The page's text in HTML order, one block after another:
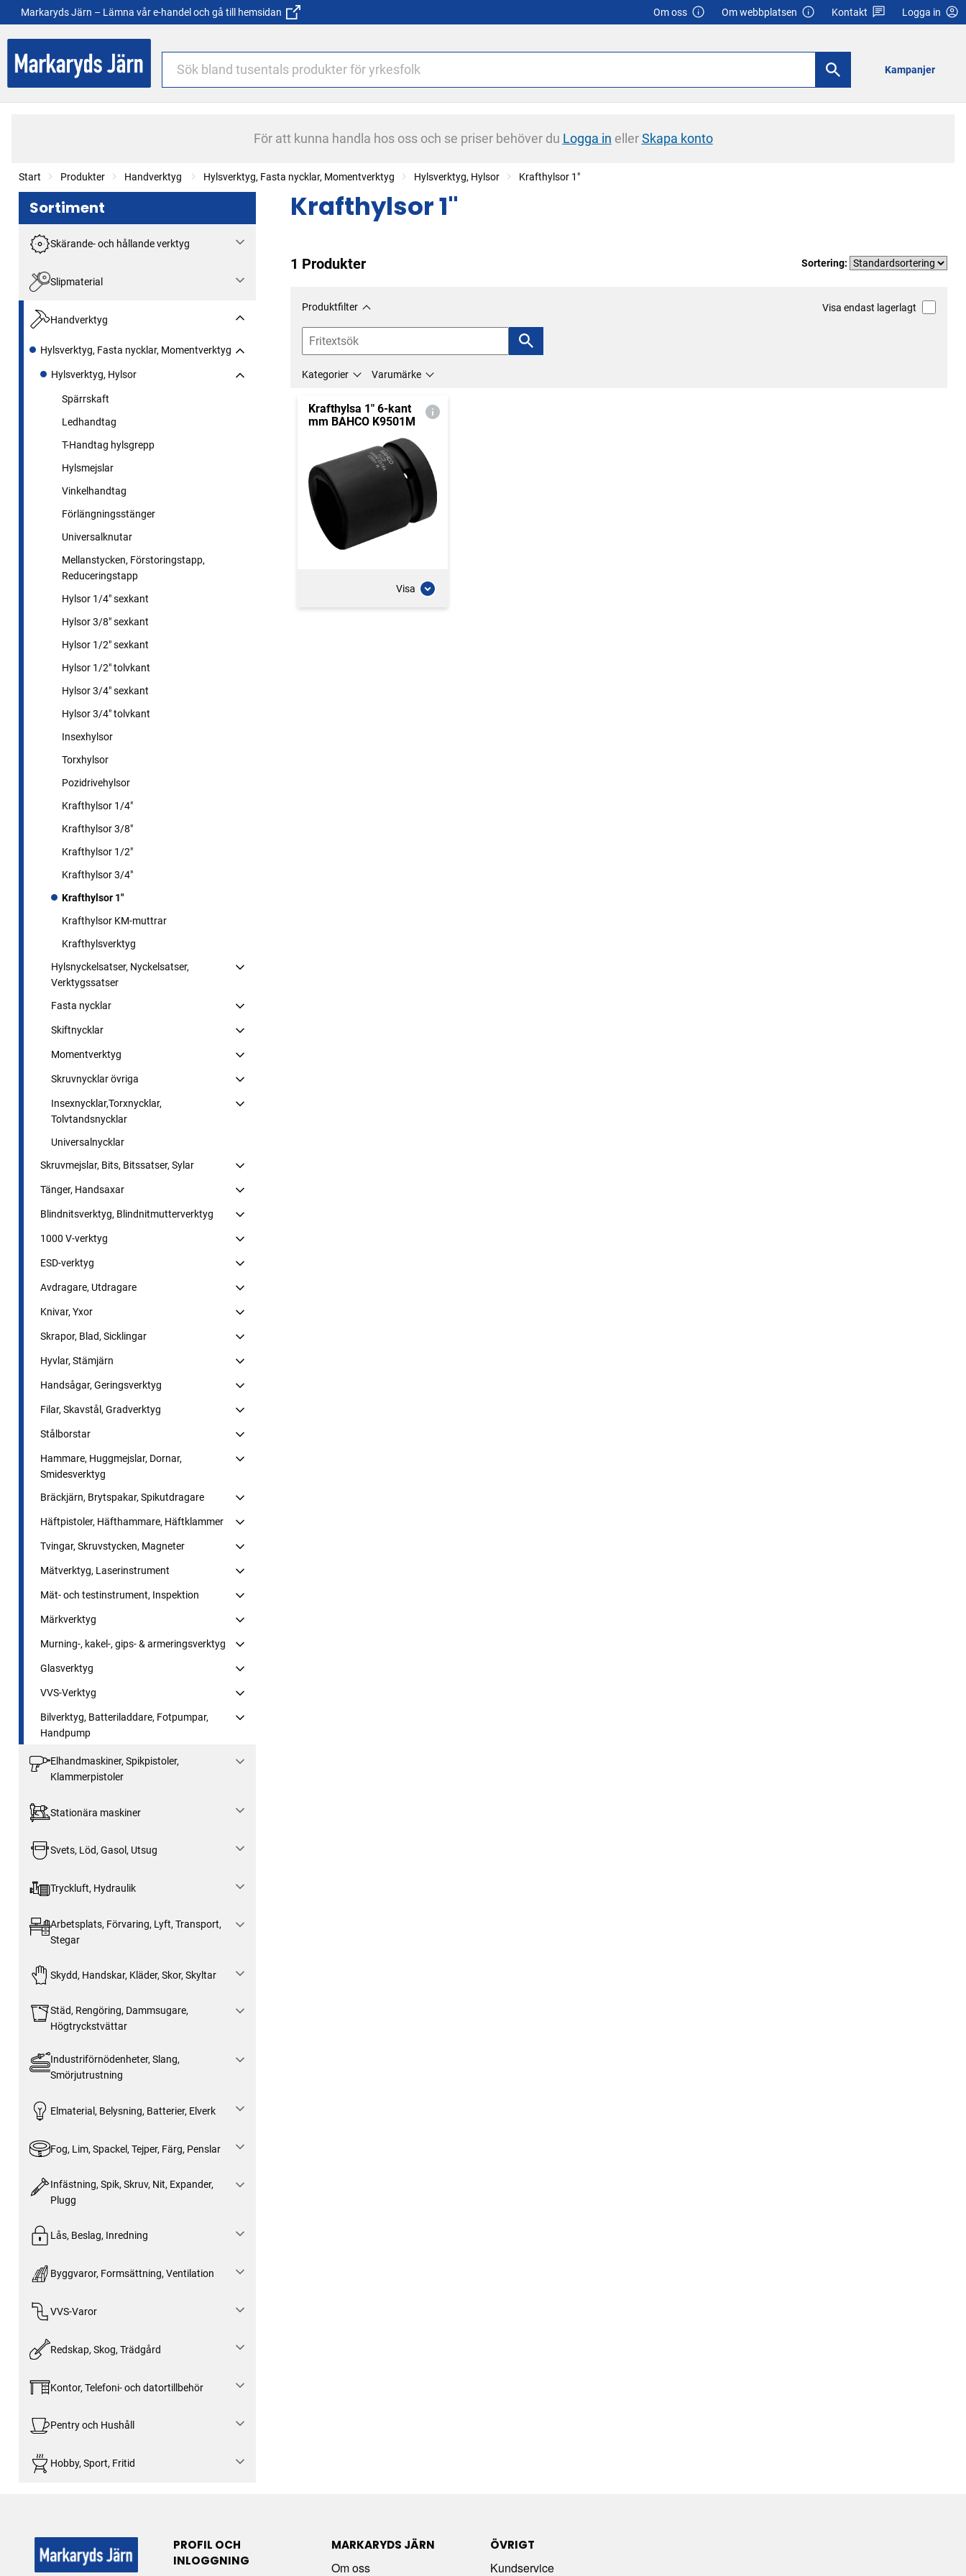
Markaryds Järn – Lämna vår e-handel och gå till hemsidan Om oss Om webbplatsen Kontakt Logga in
Kampanjer
För att kunna handla hos oss och se priser behöver du Logga in ellerSkapa konto
Start Produkter Handverktyg Hylsverktyg, Fasta nycklar, Momentverktyg Hylsverktyg, Hylsor Krafthylsor 1"
Sortiment
Skärande- och hållande verktyg
Slipmaterial
Handverktyg
Hylsverktyg, Fasta nycklar, Momentverktyg
Hylsverktyg, Hylsor
Spärrskaft
Ledhandtag
T-Handtag hylsgrepp
Hylsmejslar
Vinkelhandtag
Förlängningsstänger
Universalknutar
Mellanstycken, Förstoringstapp,
Reduceringstapp
Hylsor 1/4" sexkant
Hylsor 3/8" sexkant
Hylsor 1/2" sexkant
Hylsor 1/2" tolvkant
Hylsor 3/4" sexkant
Hylsor 3/4" tolvkant
Insexhylsor
Torxhylsor
Pozidrivehylsor
Krafthylsor 1/4"
Krafthylsor 3/8"
Krafthylsor 1/2"
Krafthylsor 3/4"
Krafthylsor 1"
Krafthylsor KM-muttrar
Krafthylsverktyg
Hylsnyckelsatser, Nyckelsatser,
Verktygssatser
Fasta nycklar
Skiftnycklar
Momentverktyg
Skruvnycklar övriga
Insexnycklar,Torxnycklar,
Tolvtandsnycklar
Universalnycklar
Skruvmejslar, Bits, Bitssatser, Sylar
Tänger, Handsaxar
Blindnitsverktyg, Blindnitmutterverktyg
1000 V-verktyg
ESD-verktyg
Avdragare, Utdragare
Knivar, Yxor
Skrapor, Blad, Sicklingar
Hyvlar, Stämjärn
Handsågar, Geringsverktyg
Filar, Skavstål, Gradverktyg
Stålborstar
Hammare, Huggmejslar, Dornar,
Smidesverktyg
Bräckjärn, Brytspakar, Spikutdragare
Häftpistoler, Häfthammare, Häftklammer
Tvingar, Skruvstycken, Magneter
Mätverktyg, Laserinstrument
Mät- och testinstrument, Inspektion
Märkverktyg
Murning-, kakel-, gips- & armeringsverktyg
Glasverktyg
VVS-Verktyg
Bilverktyg, Batteriladdare, Fotpumpar,
Handpump
Elhandmaskiner, Spikpistoler,
Klammerpistoler
Stationära maskiner
Svets, Löd, Gasol, Utsug
Tryckluft, Hydraulik
Arbetsplats, Förvaring, Lyft, Transport,
Stegar
Skydd, Handskar, Kläder, Skor, Skyltar
Städ, Rengöring, Dammsugare,
Högtryckstvättar
Industriförnödenheter, Slang,
Smörjutrustning
Elmaterial, Belysning, Batterier, Elverk
Fog, Lim, Spackel, Tejper, Färg, Penslar
Infästning, Spik, Skruv, Nit, Expander,
Plugg
Lås, Beslag, Inredning
Byggvaror, Formsättning, Ventilation
VVS-Varor
Redskap, Skog, Trädgård
Kontor, Telefoni- och datortillbehör
Pentry och Hushåll
Hobby, Sport, Fritid
Krafthylsor 1"
1 Produkter Sortering:
Produktfilter Visa endast lagerlagt
Kategorier Varumärke
Krafthylsa 1" 6-kant
mm BAHCO K9501M
Visa
PROFIL OCH
INLOGGNING
MARKARYDS JÄRN
Om oss
ÖVRIGT
Kundservice